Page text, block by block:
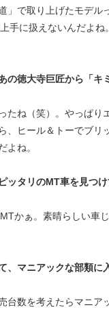
」で取り上げたモデル
手に扱えないんだよ
徳大寺巨匠から「キ
たね（笑）。やっぱ
、ヒール＆トーでブ
よね。
タリのMT車を見つけ
かぁ。素晴らしい車
マニアックな部類に
台数を考えたらマニ